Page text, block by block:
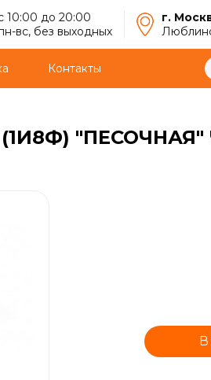
10:00 до 20:00
вс, без выходных
г.
Контакты
В